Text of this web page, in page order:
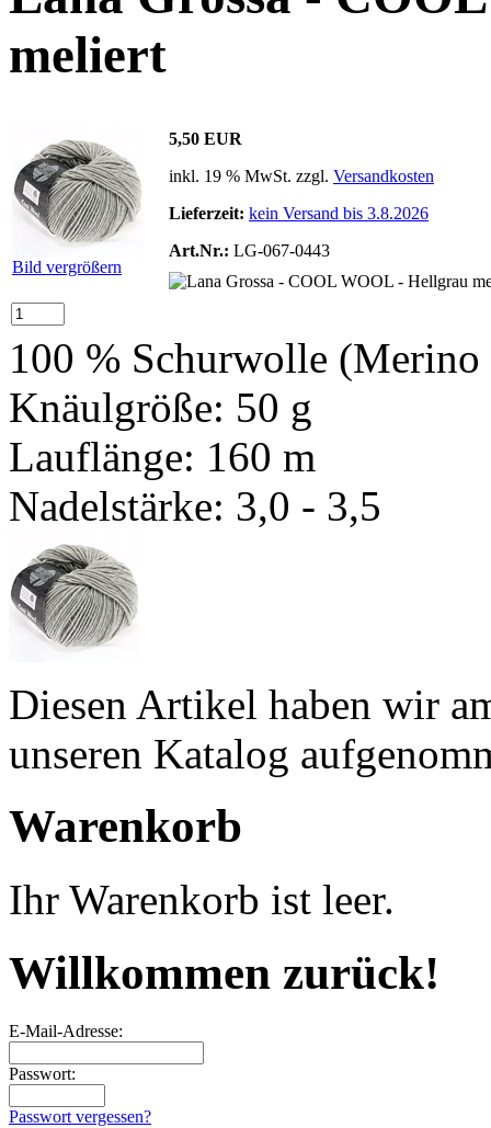
meliert
Bild vergrößern
5,50 EUR
inkl. 19 % MwSt. zzgl. Versandkosten
Lieferzeit: kein Versand bis 3.8.2026
Art.Nr.: LG-067-0443
100 % Schurwolle
Knäulgröße: 50 g
Lauflänge: 160 m
Nadelstärke: 3,0 - 3,5
Diesen Artikel haben wir
unseren Katalog
Warenkorb
Ihr Warenkorb ist leer.
Willkommen zurück!
E-Mail-Adresse:
Passwort:
Passwort vergessen?